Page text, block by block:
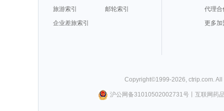
旅游索引
邮轮索引
企业差旅索引
代理合
更多加
Copyright©1999-2026 ctrip.com .
沪公网备31010502002731号丨 互联网药